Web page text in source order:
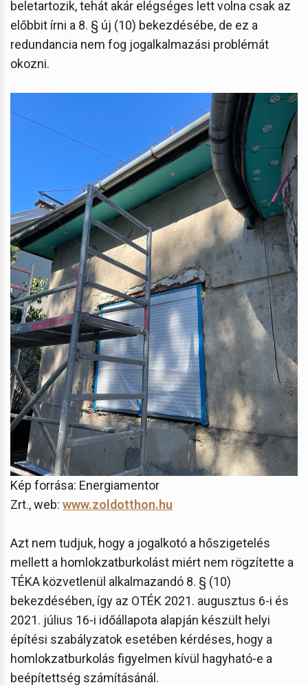
beletartozik, tehát akár elégséges lett volna csak az
előbbit írni a 8. § új (10) bekezdésébe, de ez a
redundancia nem fog jogalkalmazási problémát
okozni.
Kép forrása: Energiamentor
Zrt., web: www.zoldotthon.hu
Azt nem tudjuk, hogy a jogalkotó a hőszigetelés
mellett a homlokzatburkolást miért nem rögzítette a
TÉKA közvetlenül alkalmazandó 8. § (10)
bekezdésében, így az OTÉK 2021. augusztus 6-i és
2021. július 16-i időállapota alapján készült helyi
építési szabályzatok esetében kérdéses, hogy a
homlokzatburkolás figyelmen kívül hagyható-e a
beépítettség számításánál.